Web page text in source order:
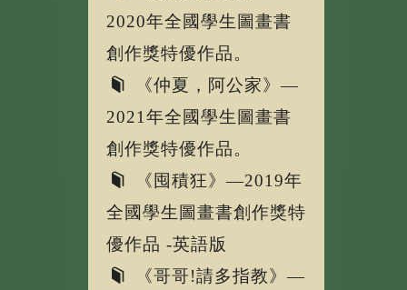
2020年全國學生圖畫書
創作獎特優作品。
《仲夏，阿公家》—
2021年全國學生圖畫書
創作獎特優作品。
《囤積狂》—2019年
全國學生圖畫書創作獎特
優作品 -英語版
《哥哥!請多指教》—